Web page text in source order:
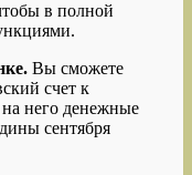
в полной
Вы сможете
счет к
него денежные
сентября